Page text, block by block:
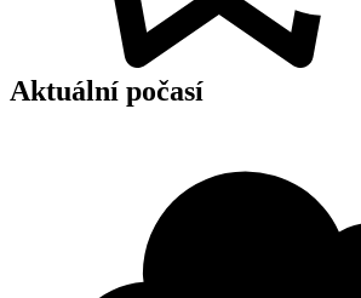
Aktuální počasí